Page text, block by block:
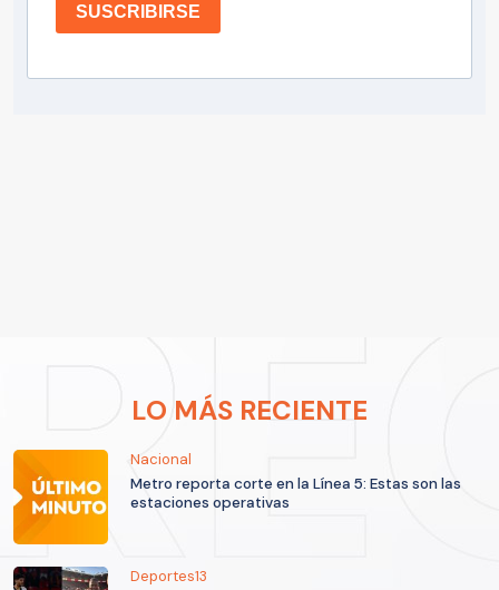
SUSCRIBIRSE
LO MÁS RECIENTE
Nacional
Metro reporta corte en la Línea 5: Estas son las
estaciones operativas
Deportes13